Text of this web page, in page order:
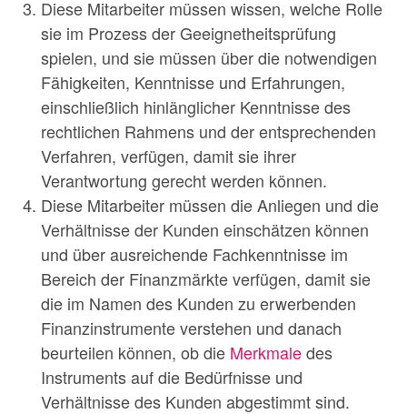
Diese Mitarbeiter müssen wissen, welche Rolle
sie im Prozess der Geeignetheitsprüfung
spielen, und sie müssen über die notwendigen
Fähigkeiten, Kenntnisse und Erfahrungen,
einschließlich hinlänglicher Kenntnisse des
rechtlichen Rahmens und der entsprechenden
Verfahren, verfügen, damit sie ihrer
Verantwortung gerecht werden können.
Diese Mitarbeiter müssen die Anliegen und die
Verhältnisse der Kunden einschätzen können
und über ausreichende Fachkenntnisse im
Bereich der Finanzmärkte verfügen, damit sie
die im Namen des Kunden zu erwerbenden
Finanzinstrumente verstehen und danach
beurteilen können, ob die Merkmaledes
Instruments auf die Bedürfnisse und
Verhältnisse des Kunden abgestimmt sind.